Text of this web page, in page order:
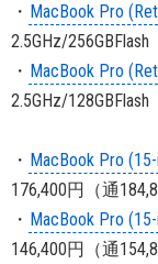
・ MacBook Pro
2.5GHz/
・ MacBook Pro
2.5GHz/
・ MacBook Pro
176,400円（通
・ MacBook Pro
146,400円（通